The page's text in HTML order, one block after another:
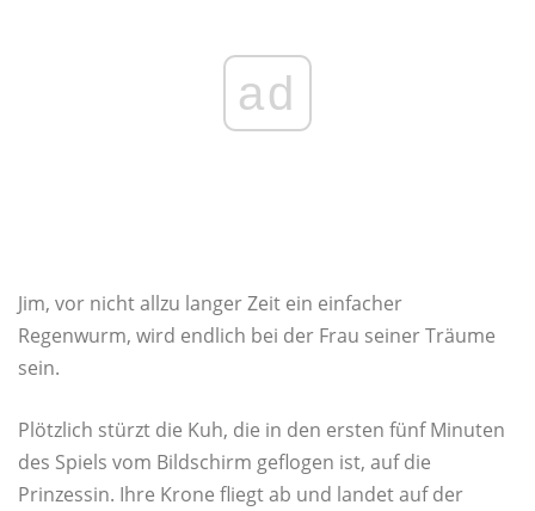
ad
Jim, vor nicht allzu langer Zeit ein einfacher
Regenwurm, wird endlich bei der Frau seiner Träume
sein.
Plötzlich stürzt die Kuh, die in den ersten fünf Minuten
des Spiels vom Bildschirm geflogen ist, auf die
Prinzessin. Ihre Krone fliegt ab und landet auf der